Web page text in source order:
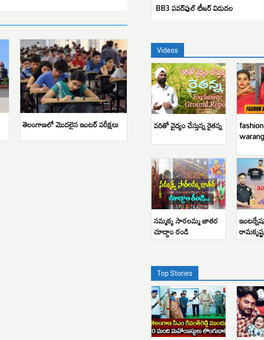
తెలంగాణలో మొదలైన ఇంటర్ పరీక్షలు
BB3 ప‌వ‌ర్‌ఫుల్ టీజ‌ర్‌ విడుద‌ల
Videos
వరితో వైద్యం చేస్తున్న రైతన్న
సమ్మక్క సారలమ్మ జాతర
చూద్దాం రండి
Top Stories